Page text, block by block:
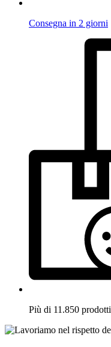
Consegna in 2 giorni
Più di 11.850 prodotti